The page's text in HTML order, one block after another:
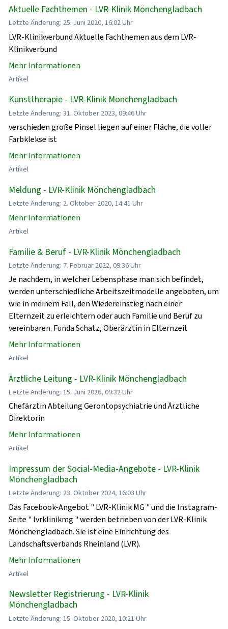
Aktuelle Fachthemen - LVR-Klinik Mönchengladbach
Letzte Änderung: 25. Juni 2020, 16:02 Uhr
LVR-Klinikverbund Aktuelle Fachthemen aus dem LVR-
Klinikverbund
Mehr Informationen
Artikel
Kunsttherapie - LVR-Klinik Mönchengladbach
Letzte Änderung: 31. Oktober 2023, 09:46 Uhr
verschieden große Pinsel liegen auf einer Fläche, die voller
Farbklekse ist
Mehr Informationen
Artikel
Meldung - LVR-Klinik Mönchengladbach
Letzte Änderung: 2. Oktober 2020, 14:41 Uhr
Mehr Informationen
Artikel
Familie & Beruf - LVR-Klinik Mönchengladbach
Letzte Änderung: 7. Februar 2022, 09:36 Uhr
Je nachdem, in welcher Lebensphase man sich befindet,
werden unterschiedliche Arbeitszeitmodelle angeboten, um
wie in meinem Fall, den Wiedereinstieg nach einer
Elternzeit zu erleichtern oder auch Familie und Beruf zu
vereinbaren. Funda Schatz, Oberärztin in Elternzeit
Mehr Informationen
Artikel
Ärztliche Leitung - LVR-Klinik Mönchengladbach
Letzte Änderung: 15. Juni 2026, 09:32 Uhr
Chefärztin Abteilung Gerontopsychiatrie und Ärztliche
Direktorin
Mehr Informationen
Artikel
Impressum der Social-Media-Angebote - LVR-Klinik
Mönchengladbach
Letzte Änderung: 23. Oktober 2024, 16:03 Uhr
Das Facebook-Angebot " LVR-Klinik MG " und die Instagram-
Seite " lvrklinikmg " werden betrieben von der LVR-Klinik
Mönchengladbach. Sie ist eine Einrichtung des
Landschaftsverbands Rheinland (LVR).
Mehr Informationen
Artikel
Newsletter Registrierung - LVR-Klinik
Mönchengladbach
Letzte Änderung: 15. Oktober 2020, 10:21 Uhr